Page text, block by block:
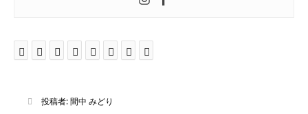
投稿者:間中 みどり